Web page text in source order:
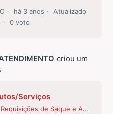
há 3 anos
Atualizado
0 voto
criou um
Serviços
de Saque e Abastecimentos